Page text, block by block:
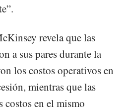
revela que las
a sus pares durante la
los costos operativos en
mientras que las
costos en el mismo